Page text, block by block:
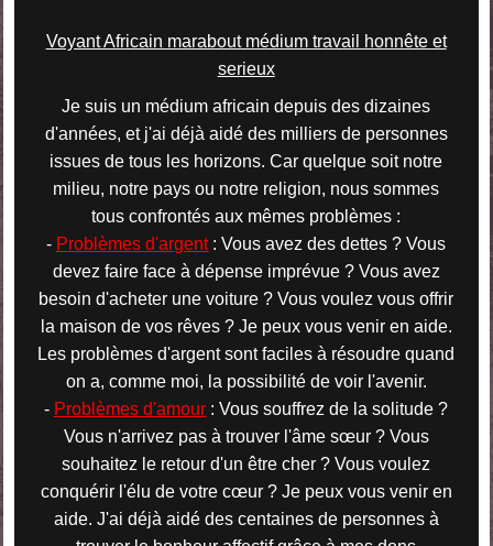
Voyant Africain marabout médium travail honnête et
serieux
Je suis un médium africain depuis des dizaines
d'années, et j'ai déjà aidé des milliers de personnes
issues de tous les horizons. Car quelque soit notre
milieu, notre pays ou notre religion, nous sommes
tous confrontés aux mêmes problèmes :
- Problèmes d'argent: Vous avez des dettes ? Vous
devez faire face à dépense imprévue ? Vous avez
besoin d'acheter une voiture ? Vous voulez vous offrir
la maison de vos rêves ? Je peux vous venir en aide.
Les problèmes d'argent sont faciles à résoudre quand
on a, comme moi, la possibilité de voir l'avenir.
- Problèmes d'amour : Vous souffrez de la solitude ?
Vous n'arrivez pas à trouver l'âme sœur ? Vous
souhaitez le retour d'un être cher ? Vous voulez
conquérir l'élu de votre cœur ? Je peux vous venir en
aide. J'ai déjà aidé des centaines de personnes à